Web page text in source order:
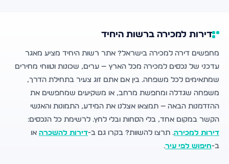
דירות למכירה ברשות היחיד
מחפשים דירה למכירה בישראל? אתר רשות היחיד מציע מאגר
עדכני של נכסים למכירה מכל הארץ — ערים, שכונות וטווחי מחירים
שמתאימים לכל משפחה. בין אם אתם זוג צעיר בתחילת הדרך,
משפחה שגדלה ומחפשת מרחב, או משקיעים שמחפשים את
ההזדמנות הבאה — תמצאו אצלנו את המידע, התמונות והאנשי
הקשר במקום אחד, בלי הסחות ובלי לחץ. לרשימת כל הנכסים:
דירות למכירה. תרצו להשוות? בקרו גם ב-דירות להשכרה או
ב-חיפוש לפי עיר.